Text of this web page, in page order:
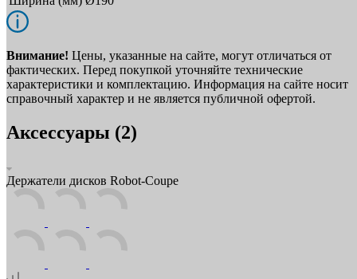
Внимание! Цены, указанные на сайте, могут отличаться от
фактических. Перед покупкой уточняйте технические
характеристики и комплектацию. Информация на сайте носит
справочный характер и не является публичной офертой.
Аксессуары (2)
Держатели дисков Robot-Coupe